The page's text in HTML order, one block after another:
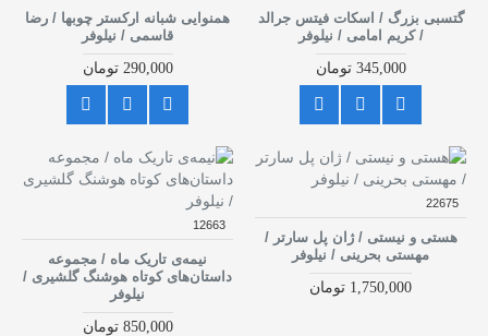
گتسبی بزرگ / اسکات فیتس جرالد
/ کریم امامی / نیلوفر
345,000 تومان
همنوایی شبانه ارکستر چوبها / رضا
قاسمی / نیلوفر
290,000 تومان
22675
هستی و نیستی / ژان پل سارتر /
مهستی بحرینی / نیلوفر
1,750,000 تومان
12663
نیمه‌ی تاریک ماه / مجموعه
داستان‌های کوتاه هوشنگ گلشیری /
نیلوفر
850,000 تومان